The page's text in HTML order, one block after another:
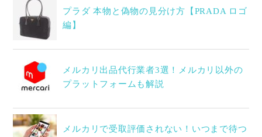
プラダ 本物と偽物の見分け方【PRADA ロゴ
編】
メルカリ出品代行業者3選！メルカリ以外の
プラットフォームも解説
メルカリで受取評価されない！いつまで待つ